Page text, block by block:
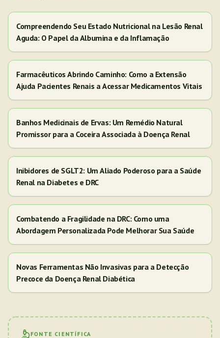
Compreendendo Seu Estado Nutricional na Lesão Renal
Aguda: O Papel da Albumina e da Inflamação
Farmacêuticos Abrindo Caminho: Como a Extensão
Ajuda Pacientes Renais a Acessar Medicamentos Vitais
Banhos Medicinais de Ervas: Um Remédio Natural
Promissor para a Coceira Associada à Doença Renal
Inibidores de SGLT2: Um Aliado Poderoso para a Saúde
Renal na Diabetes e DRC
Combatendo a Fragilidade na DRC: Como uma
Abordagem Personalizada Pode Melhorar Sua Saúde
Novas Ferramentas Não Invasivas para a Detecção
Precoce da Doença Renal Diabética
FONTE CIENTÍFICA